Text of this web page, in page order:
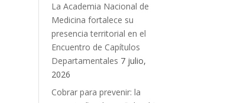
La Academia Nacional de
Medicina fortalece su
presencia territorial en el
Encuentro de Capítulos
Departamentales 7 julio,
2026
Cobrar para prevenir: la